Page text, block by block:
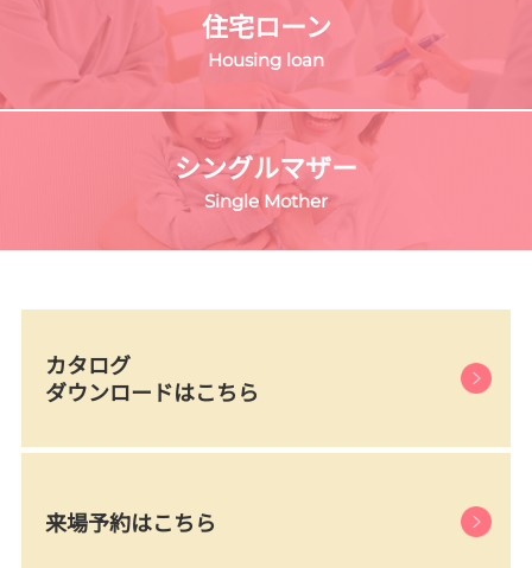
住宅ローン
Housing loan
シングルマザー
Single Mother
カタログ
ダウンロードはこちら
来場予約はこちら